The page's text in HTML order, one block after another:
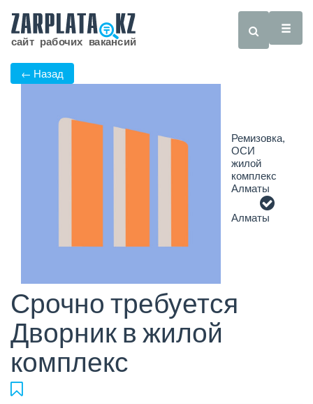
← Назад
Ремизовка,
ОСИ
жилой
комплекс
Алматы
Алматы
Срочно требуется
Дворник в жилой
комплекс